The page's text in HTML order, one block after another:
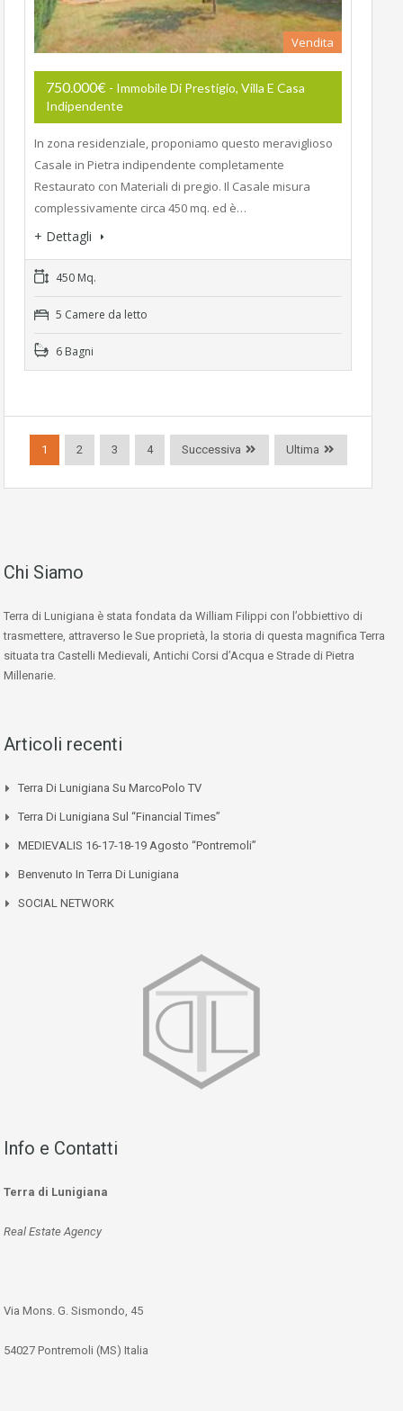
Vendita
750.000€ - Immobile Di Prestigio, Villa E Casa
Indipendente
In zona residenziale, proponiamo questo meraviglioso
Casale in Pietra indipendente completamente
Restaurato con Materiali di pregio. Il Casale misura
complessivamente circa 450 mq. ed è…
+ Dettagli
450 Mq.
5 Camere da letto
6 Bagni
1 2 3 4 Successiva Ultima
Chi Siamo
Terra di Lunigiana è stata fondata da William Filippi con l’obbiettivo di
trasmettere, attraverso le Sue proprietà, la storia di questa magnifica Terra
situata tra Castelli Medievali, Antichi Corsi d’Acqua e Strade di Pietra
Millenarie.
Articoli recenti
Terra Di Lunigiana Su MarcoPolo TV
Terra Di Lunigiana Sul “Financial Times”
MEDIEVALIS 16-17-18-19 Agosto “Pontremoli”
Benvenuto In Terra Di Lunigiana
SOCIAL NETWORK
Info e Contatti
Terra di Lunigiana
Real Estate Agency
Via Mons. G. Sismondo, 45
54027 Pontremoli (MS) Italia